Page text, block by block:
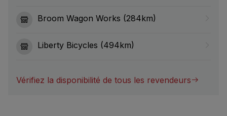
Broom Wagon Works (284km)
Liberty Bicycles (494km)
Vérifiez la disponibilité de tous les revendeurs